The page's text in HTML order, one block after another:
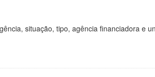
situação, tipo, agência financiadora e